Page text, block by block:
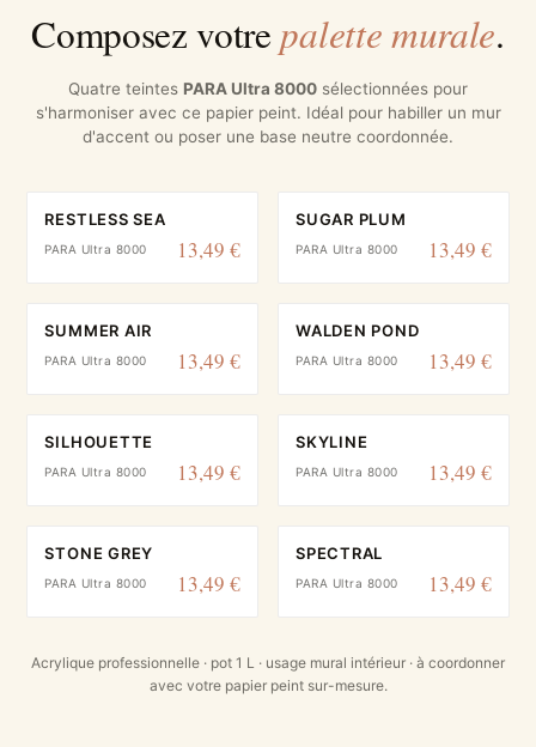
Composez votrepalette murale.
Quatre teintes PARA Ultra 8000 sélectionnées pour
s'harmoniser avec ce papier peint. Idéal pour habiller un mur
d'accent ou poser une base neutre coordonnée.
RESTLESS SEA
PARA Ultra 8000 13,49 €
SUGAR PLUM
PARA Ultra 8000 13,49 €
SUMMER AIR
PARA Ultra 8000 13,49 €
WALDEN POND
PARA Ultra 8000 13,49 €
SILHOUETTE
PARA Ultra 8000 13,49 €
SKYLINE
PARA Ultra 8000 13,49 €
STONE GREY
PARA Ultra 8000 13,49 €
SPECTRAL
PARA Ultra 8000 13,49 €
Acrylique professionnelle · pot 1 L · usage mural intérieur · à coordonner
avec votre papier peint sur-mesure.